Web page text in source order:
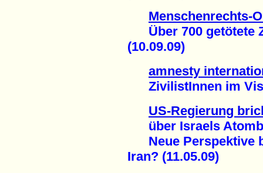
Menschenrechts-
Über 700 getötete
(10.09.09)
amnesty
ZivilistInnen im
US-Regierung
über Israels
Neue Perspektive
Iran? (11.05.09)